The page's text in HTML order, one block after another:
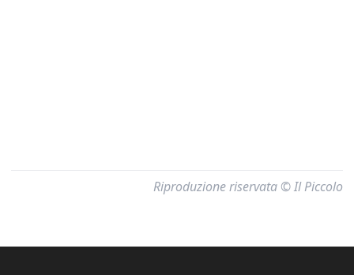
Riproduzione riservata © Il Piccolo